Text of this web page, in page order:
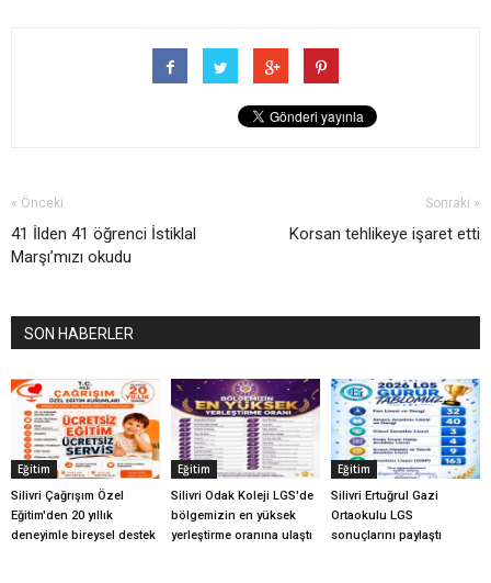
« Önceki
41 İlden 41 öğrenci İstiklal
Marşı’mızı okudu
Sonraki »
Korsan tehlikeye işaret etti
SON HABERLER
Eğitim
Silivri Çağrışım Özel
Eğitim'den 20 yıllık
deneyimle bireysel destek
Eğitim
Silivri Odak Koleji LGS'de
bölgemizin en yüksek
yerleştirme oranına ulaştı
Eğitim
Silivri Ertuğrul Gazi
Ortaokulu LGS
sonuçlarını paylaştı